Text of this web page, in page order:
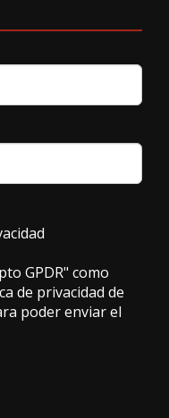
GPDR" como
de privacidad de
poder enviar el